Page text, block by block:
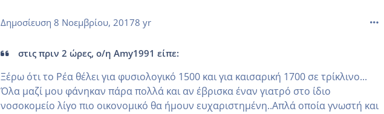
Δημοσίευση 8 Νοεμβρίου, 20178 yr
στις πριν 2 ώρες, ο/η Amy1991 είπε:
Ξέρω ότι το Ρέα θέλει για φυσιολογικό 1500 και για καισαρική 1700 σε τρίκλινο...
Όλα μαζί μου φάνηκαν πάρα πολλά και αν έβρισκα έναν γιατρό στο ίδιο
νοσοκομείο λίγο πιο οικονομικό θα ήμουν ευχαριστημένη..Απλά οποία γνωστή και